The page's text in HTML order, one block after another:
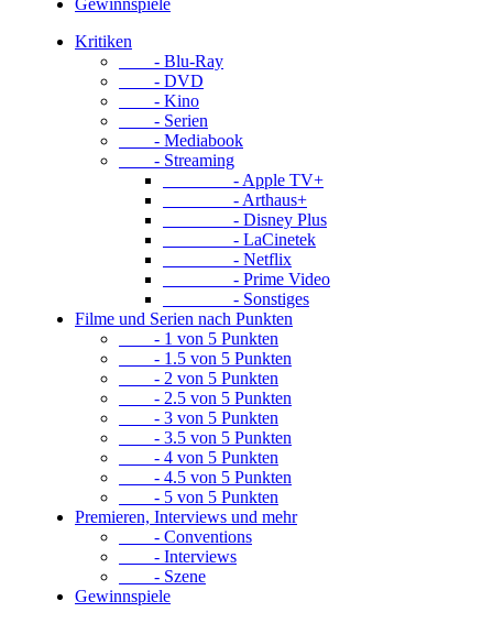
Gewinnspiele
Kritiken
- Blu-Ray
- DVD
- Kino
- Serien
- Mediabook
- Streaming
- Apple TV+
- Arthaus+
- Disney Plus
- LaCinetek
- Netflix
- Prime Video
- Sonstiges
Filme und Serien nach Punkten
- 1 von 5 Punkten
- 1.5 von 5 Punkten
- 2 von 5 Punkten
- 2.5 von 5 Punkten
- 3 von 5 Punkten
- 3.5 von 5 Punkten
- 4 von 5 Punkten
- 4.5 von 5 Punkten
- 5 von 5 Punkten
Premieren, Interviews und mehr
- Conventions
- Interviews
- Szene
Gewinnspiele